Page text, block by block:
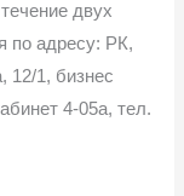
двух
по адресу: РК,
12/1, бизнес
4-05а, тел.